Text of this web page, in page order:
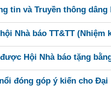
tin và Truyền thông
Nhà báo TT&TT (Nhiệm
Hội Nhà báo tặng
đóng góp ý kiến cho